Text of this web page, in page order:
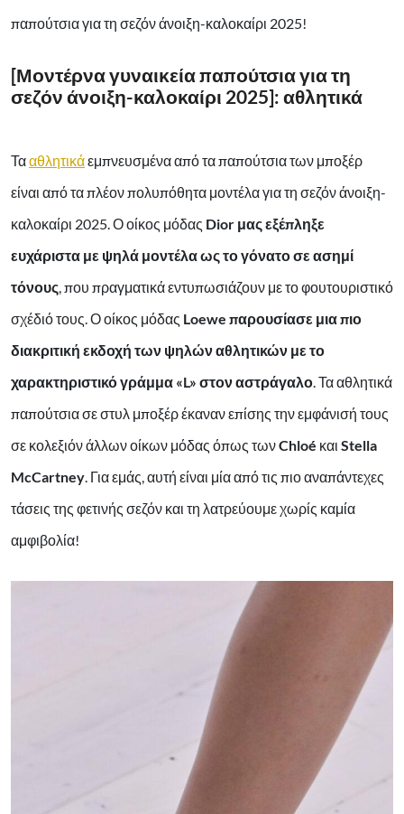
παπούτσια για τη σεζόν άνοιξη-καλοκαίρι 2025!
[Μοντέρνα γυναικεία παπούτσια για τη
σεζόν άνοιξη-καλοκαίρι 2025]: αθλητικά
Τααθλητικάεμπνευσμένα από τα παπούτσια των μποξέρ
είναι από τα πλέον πολυπόθητα μοντέλα για τη σεζόν άνοιξη-
καλοκαίρι 2025. Ο οίκος μόδας Dior μας εξέπληξε
ευχάριστα με ψηλά μοντέλα ως το γόνατο σε ασημί
τόνους, που πραγματικά εντυπωσιάζουν με το φουτουριστικό
σχέδιό τους.Ο οίκος μόδας Loewe παρουσίασε μια πιο
διακριτική εκδοχή των ψηλών αθλητικών με το
χαρακτηριστικό γράμμα «L» στον αστράγαλο. Τα αθλητικά
παπούτσια σε στυλ μποξέρ έκαναν επίσης την εμφάνισή τους
σε κολεξιόν άλλων οίκων μόδας όπως τωνChloé και Stella
McCartney. Για εμάς, αυτή είναι μία από τις πιο αναπάντεχες
τάσεις της φετινής σεζόν και τη λατρεύουμε χωρίς καμία
αμφιβολία!